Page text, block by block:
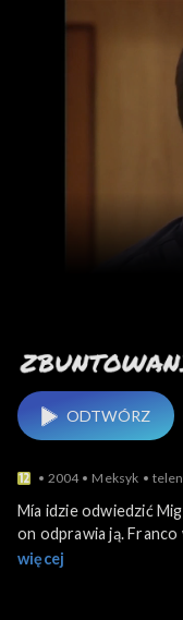
ODTWÓRZ
2004 Meksyk
Mía idzie odwiedzić
on odprawia ją.
zwolniony po
więcej